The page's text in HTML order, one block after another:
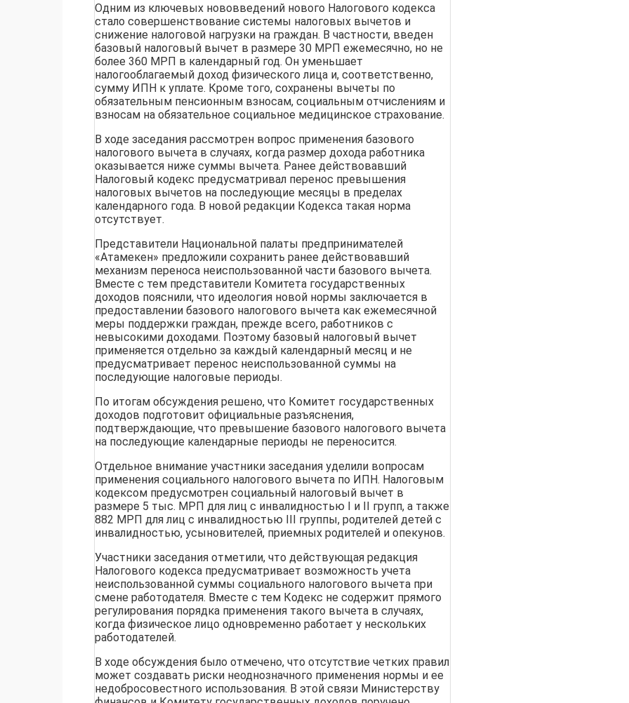
Одним из ключевых нововведений нового Налогового кодекса
стало совершенствование системы налоговых вычетов и
снижение налоговой нагрузки на граждан. В частности, введен
базовый налоговый вычет в размере 30 МРП ежемесячно, но не
более 360 МРП в календарный год. Он уменьшает
налогооблагаемый доход физического лица и, соответственно,
сумму ИПН к уплате. Кроме того, сохранены вычеты по
обязательным пенсионным взносам, социальным отчислениям и
взносам на обязательное социальное медицинское страхование.
В ходе заседания рассмотрен вопрос применения базового
налогового вычета в случаях, когда размер дохода работника
оказывается ниже суммы вычета. Ранее действовавший
Налоговый кодекс предусматривал перенос превышения
налоговых вычетов на последующие месяцы в пределах
календарного года. В новой редакции Кодекса такая норма
отсутствует.
Представители Национальной палаты предпринимателей
«Атамекен» предложили сохранить ранее действовавший
механизм переноса неиспользованной части базового вычета.
Вместе с тем представители Комитета государственных
доходов пояснили, что идеология новой нормы заключается в
предоставлении базового налогового вычета как ежемесячной
меры поддержки граждан, прежде всего, работников с
невысокими доходами. Поэтому базовый налоговый вычет
применяется отдельно за каждый календарный месяц и не
предусматривает перенос неиспользованной суммы на
последующие налоговые периоды.
По итогам обсуждения решено, что Комитет государственных
доходов подготовит официальные разъяснения,
подтверждающие, что превышение базового налогового вычета
на последующие календарные периоды не переносится.
Отдельное внимание участники заседания уделили вопросам
применения социального налогового вычета по ИПН. Налоговым
кодексом предусмотрен социальный налоговый вычет в
размере 5 тыс. МРП для лиц с инвалидностью I и II групп, а также
882 МРП для лиц с инвалидностью III группы, родителей детей с
инвалидностью, усыновителей, приемных родителей и опекунов.
Участники заседания отметили, что действующая редакция
Налогового кодекса предусматривает возможность учета
неиспользованной суммы социального налогового вычета при
смене работодателя. Вместе с тем Кодекс не содержит прямого
регулирования порядка применения такого вычета в случаях,
когда физическое лицо одновременно работает у нескольких
работодателей.
В ходе обсуждения было отмечено, что отсутствие четких правил
может создавать риски неоднозначного применения нормы и ее
недобросовестного использования. В этой связи Министерству